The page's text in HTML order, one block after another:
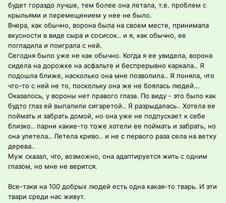
будет гораздо лучше, тем более она летала, т.е. проблем с
крыльями и перемещением у нее не было.
Вчера, как обычно, ворона была на своем месте, принимала
вкусности в виде сыра и сосисок.. и я, как обычно, ее
погладила и поиграла с ней.
Сегодня было уже не как обычно. Когда я ее увидела, ворона
сидела на дорожке на асфальте и беспрерывно каркала.. Я
подошла ближе, насколько она мне позволила.. Я поняла, что
что-то с ней не то, поскольку она же не боялась людей...
Оказалось, у вороны нет правого глаза. По виду - это было как
будто глаз ей выпалили сигаретой.. Я разрыдалась.. Хотела ее
поймать и забрать домой, но она уже не подпускает к себе
близко.. парни какие-то тоже хотели ее поймать и забрать, но
она улетела.. Летела криво.. и не с первого раза села на ветку
дерева..
Муж сказал, что, возможно, она адаптируется жить с одним
глазом, но мне не верится.
Все-таки на 100 добрых людей есть одна какая-то тварь. И эти
твари среди нас живут.